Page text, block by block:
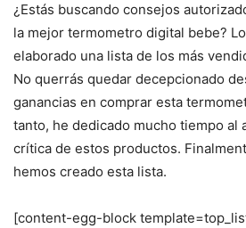
¿Estás buscando consejos
la mejor termometro digital bebe?
elaborado una lista de los más
No querrás quedar decepcionado
ganancias en comprar esta
tanto, he dedicado mucho tiempo al
crítica de estos productos.
hemos creado esta lista.
[content-egg-block